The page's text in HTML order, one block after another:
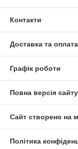
Контакти
Доставка та оплата
Графік роботи
Повна версія сайту
Сайт створено на
Політика